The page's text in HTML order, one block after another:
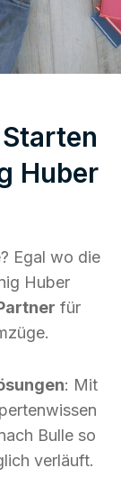
Huber
Egal wo die
Huber
für
: Mit
Bulle so
verläuft.